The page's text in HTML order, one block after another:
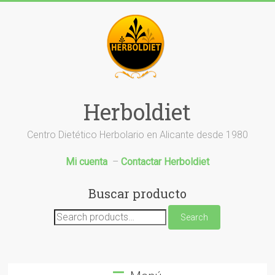
Herboldiet
Centro Dietético Herbolario en Alicante desde 1980
Mi cuenta – Contactar Herboldiet
Buscar producto
Search
for:
Search